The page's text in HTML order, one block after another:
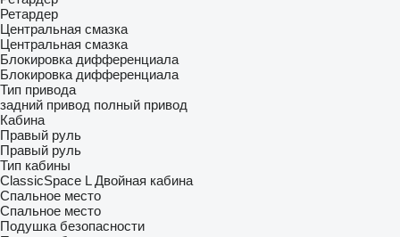
Ретардер
Центральная смазка
Центральная смазка
Блокировка дифференциала
Блокировка дифференциала
Тип привода
задний привод полный привод
Кабина
Правый руль
Правый руль
Тип кабины
ClassicSpace L Двойная кабина
Спальное место
Спальное место
Подушка безопасности